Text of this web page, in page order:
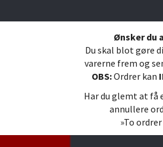
Ønsker du
Du skal blot gøre
varerne frem og
OBS:Ordrer kan
Har du glemt at få
annullere
»To